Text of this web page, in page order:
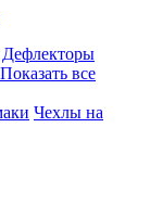
Дефлекторы
все
Чехлы на